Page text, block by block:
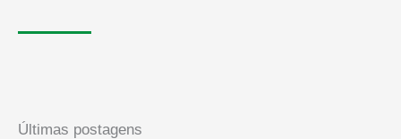
Últimas postagens